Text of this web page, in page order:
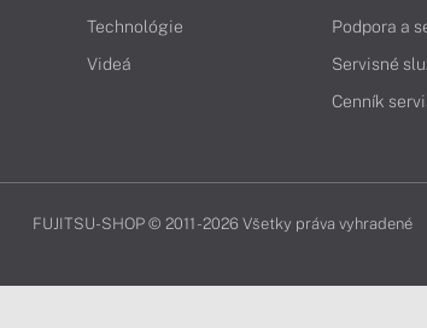
Technológie
Videá
Podpora a
Servisné
Cenník
FUJITSU-SHOP © 2011 - 2026 Všetky práva vyhradené